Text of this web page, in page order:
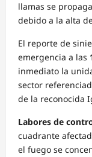
llamas se
debido a la alta
El reporte de
emergencia a las
inmediato la
sector
de la reconocida
Labores de
cuadrante
el fuego se